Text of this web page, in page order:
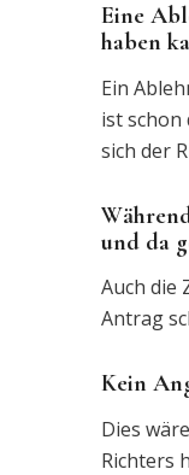
Eine
haben
Ein
ist schon
sich der
und da
Auch die
Antrag
Kein
Dies
Richters